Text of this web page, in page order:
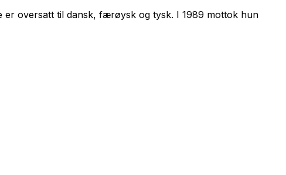
oversatt til dansk, færøysk og tysk. I 1989 mottok hun